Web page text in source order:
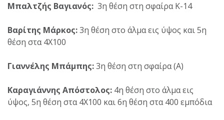
Μπαλτζής Βαγιανός: 3η θέση στη σφαίρα Κ-14
Βαρίτης Μάρκος:3η θέση στο άλμα εις ύψος και 5η
θέση στα 4Χ100
Γιαννέλης Μπάμπης:3η θέση στη σφαίρα (Α)
Καραγιάννης Απόστολος: 4η θέση στο άλμα εις
ύψος, 5η θέση στα 4Χ100 και 6η θέση στα 400 εμπόδια